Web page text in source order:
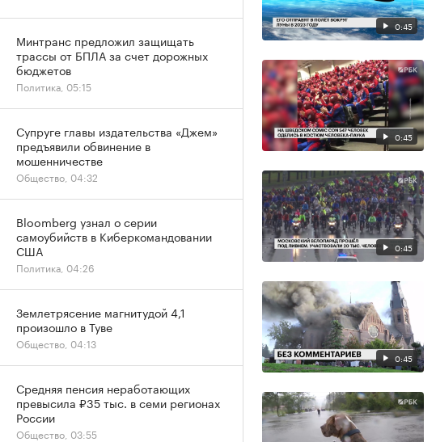
0:45
0:45
0:45
0:45
Минтранс предложил защищать
трассы от БПЛА за счет дорожных
бюджетов
Политика, 05:15
Супруге главы издательства «Джем»
предъявили обвинение в
мошенничестве
Общество, 04:32
Bloomberg узнал о серии
самоубийств в Киберкомандовании
США
Политика, 04:26
Землетрясение магнитудой 4,1
произошло в Туве
Общество, 04:13
Средняя пенсия неработающих
превысила ₽35 тыс. в семи регионах
России
Общество, 03:55